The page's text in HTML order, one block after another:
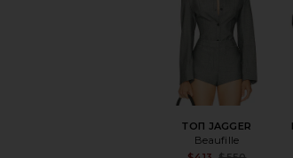
ТОП JAGGER
Beaufille